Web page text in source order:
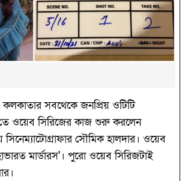
কলকাতার সবথেকে জনপ্রিয় ওটিটি
তে ওয়েব সিরিজের কাজ শুরু করলেন
সিনেম্যাটোগ্রাফার সৌমিক হালদার। ওয়েব
মার্ডারস'। পুরো ওয়েব সিরিজটাই